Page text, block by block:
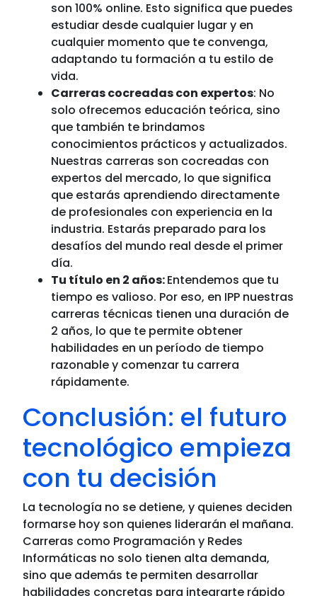
son 100% online. Esto significa que puedes
estudiar desde cualquier lugar y en
cualquier momento que te convenga,
adaptando tu formación a tu estilo de
vida.
Carreras cocreadas con expertos: No
solo ofrecemos educación teórica, sino
que también te brindamos
conocimientos prácticos y actualizados.
Nuestras carreras son cocreadas con
expertos del mercado, lo que significa
que estarás aprendiendo directamente
de profesionales con experiencia en la
industria. Estarás preparado para los
desafíos del mundo real desde el primer
día.
Tu título en 2 años:Entendemos que tu
tiempo es valioso. Por eso, en IPP nuestras
carreras técnicas tienen una duración de
2 años, lo que te permite obtener
habilidades en un período de tiempo
razonable y comenzar tu carrera
rápidamente.
Conclusión: el futuro
tecnológico empieza
con tu decisión
La tecnología no se detiene, y quienes deciden
formarse hoy son quienes liderarán el mañana.
Carreras como Programación y Redes
Informáticas no solo tienen alta demanda,
sino que además te permiten desarrollar
habilidades concretas para integrarte rápido